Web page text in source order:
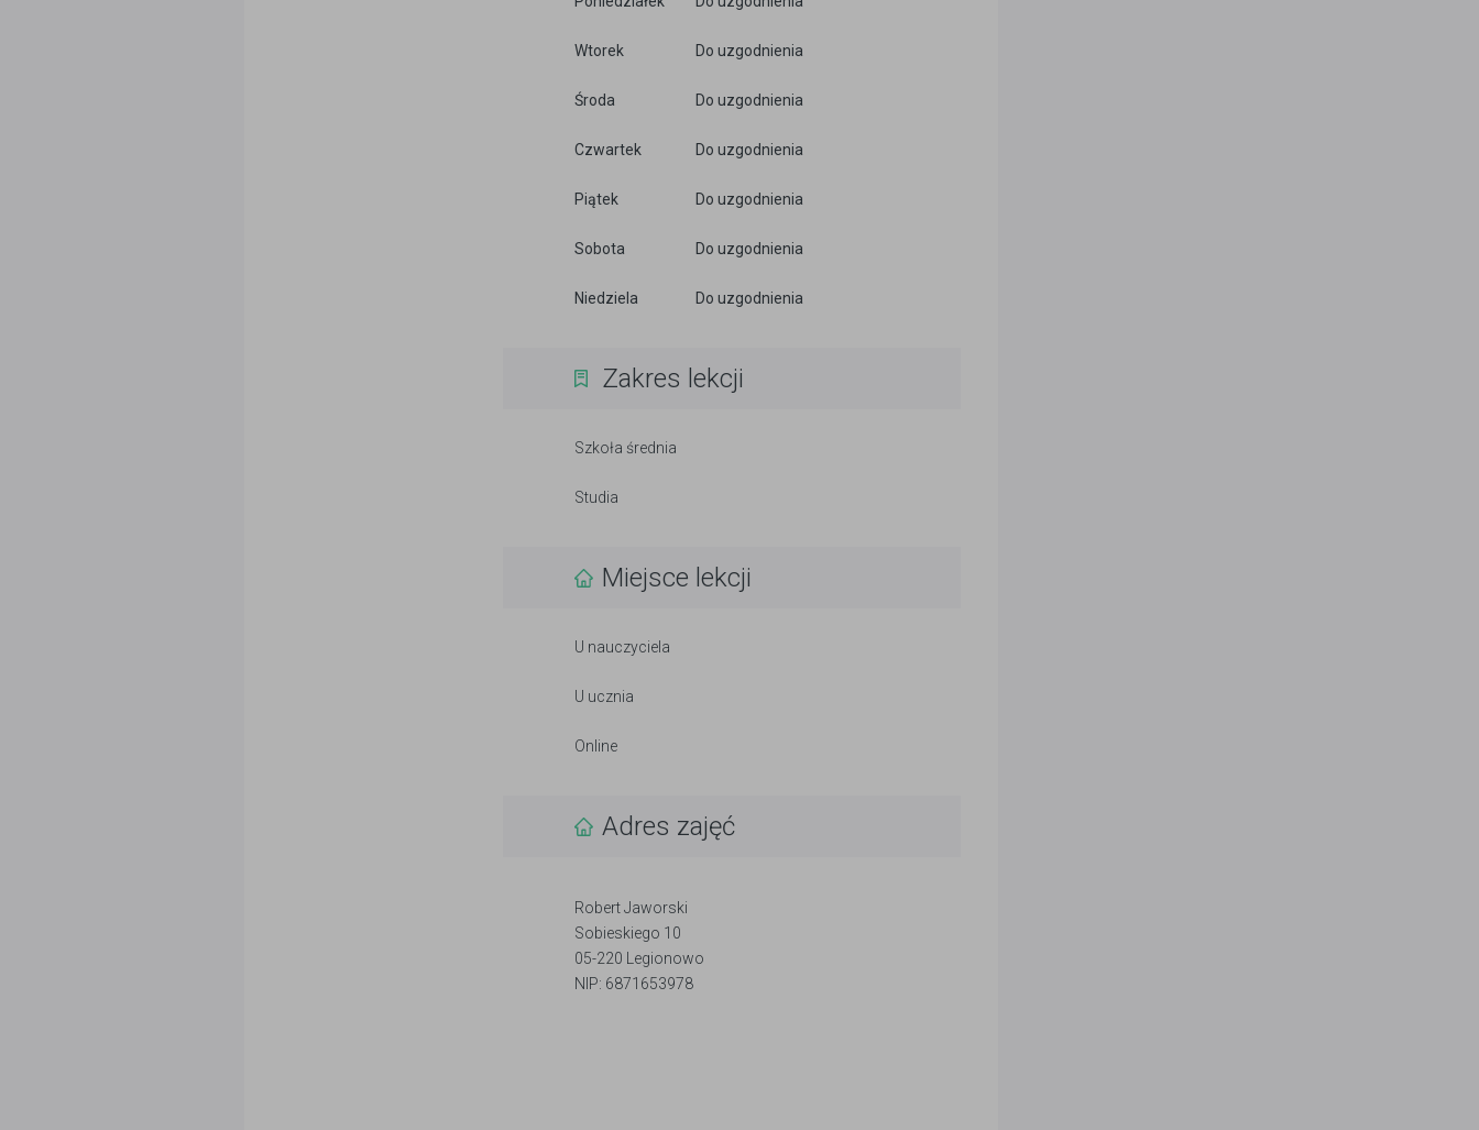
Wtorek Do uzgodnienia
Środa Do uzgodnienia
Czwartek Do uzgodnienia
Piątek Do uzgodnienia
Sobota Do uzgodnienia
Niedziela Do uzgodnienia
Zakres lekcji
Szkoła średnia
Studia
Miejsce lekcji
U nauczyciela
U ucznia
Online
Adres zajęć
Robert Jaworski
Sobieskiego 10
05-220 Legionowo
NIP: 6871653978